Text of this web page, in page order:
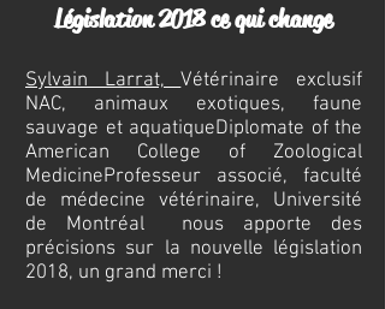
Législation 2018 ce qui change
Sylvain Larrat,Vétérinaire exclusif
NAC, animaux exotiques, faune
sauvage et aquatiqueDiplomate of the
American College of Zoological
MedicineProfesseur associé, faculté
de médecine vétérinaire, Université
de Montréal nous apporte des
précisions sur la nouvelle législation
2018, un grand merci !